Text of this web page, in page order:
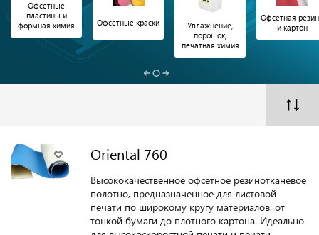
Офсетные
пластины и
формная химия
Офсетные краски
Увлажнение,
порошок,
печатная химия
Офсетная
и картон
Oriental 760
Высококачественное офсетное резинотканевое
полотно, предназначенное для листовой
печати по широкому кругу материалов: от
тонкой бумаги до плотного картона. Идеально